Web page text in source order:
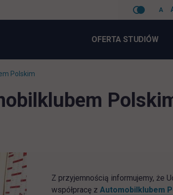
A
nawigacje
OFERTA STUDIÓW
Polskim
Z przyjemnością informujemy, że
współpracę z Automobilklubem